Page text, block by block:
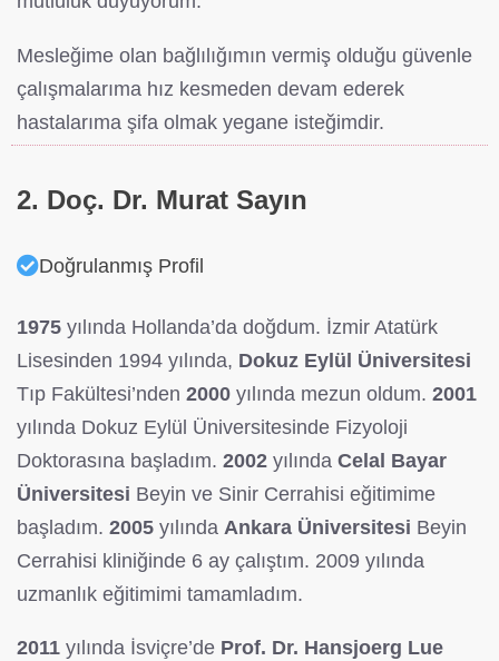
Mesleğime olan bağlılığımın vermiş olduğu güvenle
çalışmalarıma hız kesmeden devam ederek
hastalarıma şifa olmak yegane isteğimdir.
2. Doç. Dr. Murat Sayın
Doğrulanmış Profil
1975 yılında Hollanda’da doğdum. İzmir Atatürk
Lisesinden 1994 yılında, Dokuz Eylül Üniversitesi
Tıp Fakültesi’nden 2000 yılında mezun oldum. 2001
yılında Dokuz Eylül Üniversitesinde Fizyoloji
Doktorasına başladım. 2002 yılında Celal Bayar
Üniversitesi Beyin ve Sinir Cerrahisi eğitimime
başladım. 2005 yılında Ankara Üniversitesi Beyin
Cerrahisi kliniğinde 6 ay çalıştım. 2009 yılında
uzmanlık eğitimimi tamamladım.
2011 yılında İsviçre’de Prof. Dr. Hansjoerg Lue